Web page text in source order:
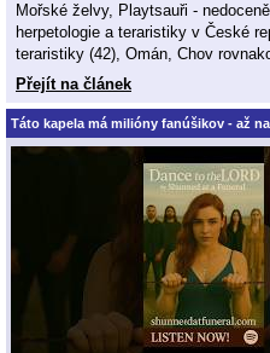
Mořské želvy, Playtsauři -
herpetologie a teraristiky v České
teraristiky (42), Omán, Chov
Přejít na článek
Táto kapela má milióny fanúšikov - až